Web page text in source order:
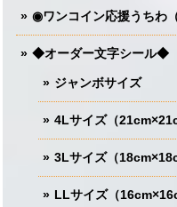
◉ワンコイン応援うちわ
◆オーダー文字シール◆
ジャンボサイズ
4Lサイズ（
3Lサイズ（
LLサイズ（